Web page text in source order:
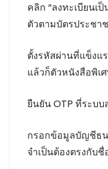
คลิก “ลงทะเบียนเ
ตัวตามบัตรประชา
ตั้งรหัสผ่านที่แข็งแ
แล้วก็ตัวหนังสือพิเ
ยืนยัน OTP ที่ระบ
กรอกข้อมูลบัญชีธ
จำเป็นต้องตรงกับ